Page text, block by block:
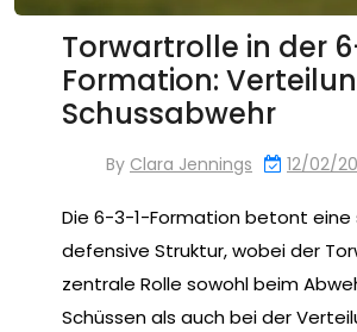
Torwartrolle in der
Formation:
Schussabwehr
By Clara Jennings 12/02/
Die 6-3-1-Formation betont eine
defensive Struktur, wobei der
zentrale Rolle sowohl beim
Schüssen als auch bei der